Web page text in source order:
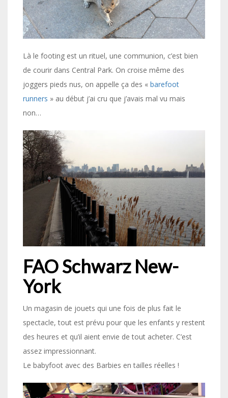
Là le footing est un rituel, une communion, c’est bien
de courir dans Central Park. On croise même des
joggers pieds nus, on appelle ça des « barefoot
runners » au début j’ai cru que j’avais mal vu mais
non…
FAO Schwarz New-
York
Un magasin de jouets qui une fois de plus fait le
spectacle, tout est prévu pour que les enfants y restent
des heures et qu’il aient envie de tout acheter. C’est
assez impressionnant.
Le babyfoot avec des Barbies en tailles réelles !